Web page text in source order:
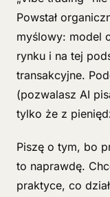
Powstał
myślowy: model
rynku i na tej
transakcyjne.
(pozwalasz AI
tylko że z
Piszę o tym, bo
to naprawdę.
praktyce, co